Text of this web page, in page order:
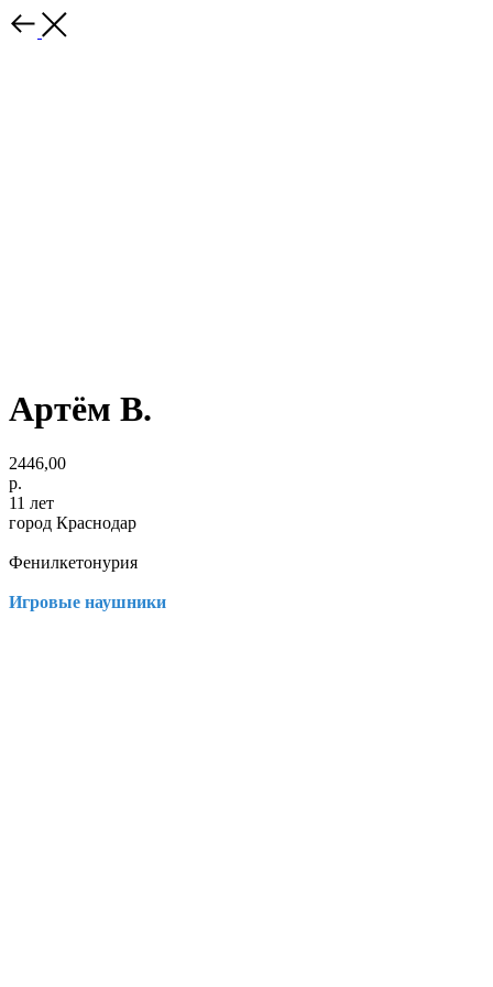
Артём В.
2446,00
р.
11 лет
город Краснодар
Фенилкетонурия
Игровые наушники